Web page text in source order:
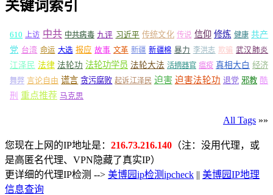
关键词索引
610 上访 中共 中共病毒 九评 习近平 传统文化 传说 信仰 修炼 健康 共产
党 台湾 命运 大选 报应 故事 文革 新疆 新疆棉 暴力 李洪志 欺骗 武汉肺炎
江泽民 法律 法轮功 法轮功学员 法轮大法 活摘器官 瘟疫 真相大白 经济
舞弊 言论自由 谎言 贪污腐败 起诉江泽民 迫害 迫害法轮功 退党 邪教 酷
刑 重点推荐 马克思
All Tags »»
您现在上网的IP地址是： 216.73.216.140 （注：没用代理，或
是高匿名代理、VPN隐藏了真实IP）
更详细的代理IP检测 --> 美博园ip检测ipcheck || 美博园IP地理
信息查询